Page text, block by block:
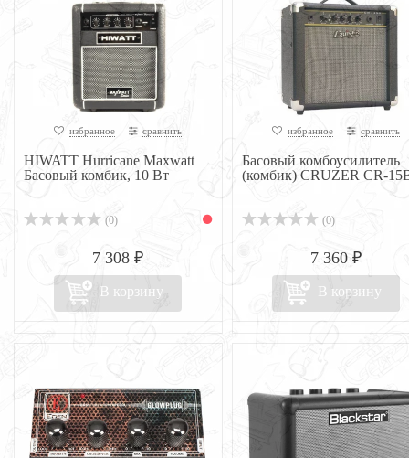
избранное сравнить
HIWATT Hurricane Maxwatt
Басовый комбик, 10 Вт
(0)
7 308 ₽
В корзину
избранное сравнить
Басовый комбоусилитель
(комбик) CRUZER CR-
(0)
7 360 ₽
В корзину